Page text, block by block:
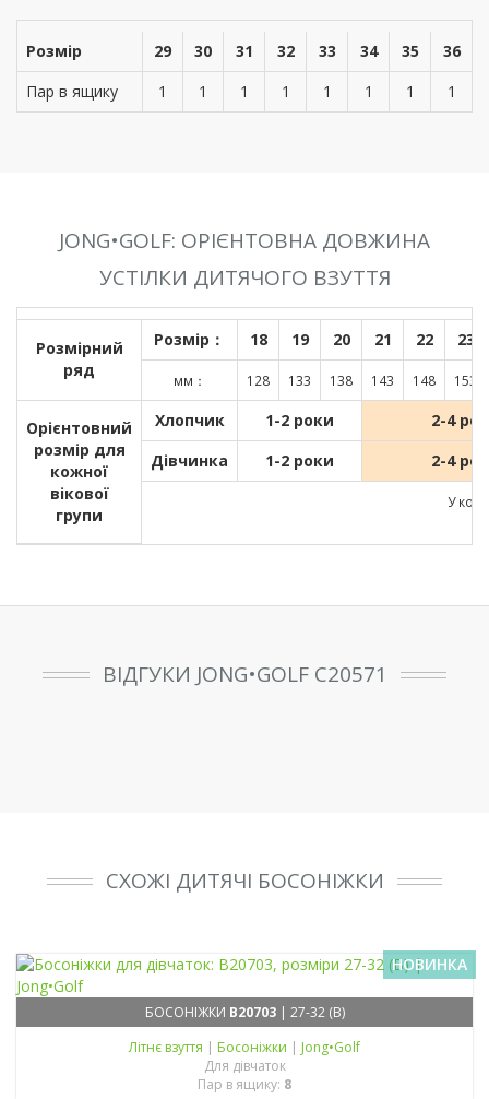
Розмір 29 30 31 32 33 34 35
36
Пар в ящику
1 1 1 1 1 1 1 1
JONG•GOLF: ОРІЄНТОВНА ДОВЖИНА
УСТІЛКИ ДИТЯЧОГО ВЗУТТЯ
Розмірний
ряд
Розмір： 18 19 20 21 22 23
мм： 128 133 138 143 148 153
Орієнтовний
розмір для
кожної
вікової
групи
Хлопчик 1-2 роки
2-4
Дівчинка
1-2 роки 2-4
У
ВІДГУКИ JONG•GOLF C20571
СХОЖІ ДИТЯЧІ БОСОНІЖКИ
НОВИНКА
БОСОНІЖКИ B20703| 27-32 (B)
Літнє взуття | Босоніжки | Jong•Golf
Для дівчаток
Пар в ящику: 8